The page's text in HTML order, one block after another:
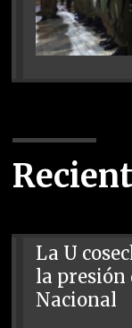
La U
la presión
Nacional